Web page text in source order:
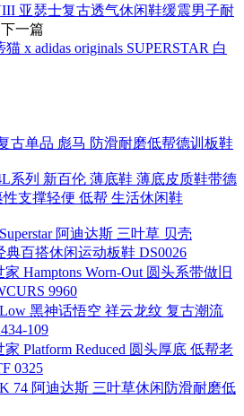
亚瑟士复古透气休闲鞋缓震男子耐
下一篇
x adidas originals SUPERSTAR 白
古单品 彪马 防滑耐磨低帮德训板鞋
系列 新百伦 薄底鞋 薄底皮质鞋带德
支撑轻便 低帮 生活休闲鞋
阿迪达斯 三叶草 贝壳
典百搭休闲运动板鞋 DS0026
家 Hamptons Worn-Out 圆头系带做旧
9960
黑神话悟空 祥云龙纹 复古潮流
109
家 Platform Reduced 圆头厚底 低帮老
0325
K 74 阿迪达斯 三叶草休闲防滑耐磨低